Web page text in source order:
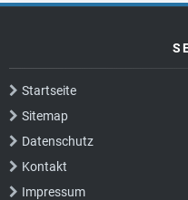
Startseite
Sitemap
Datenschutz
Kontakt
Impressum